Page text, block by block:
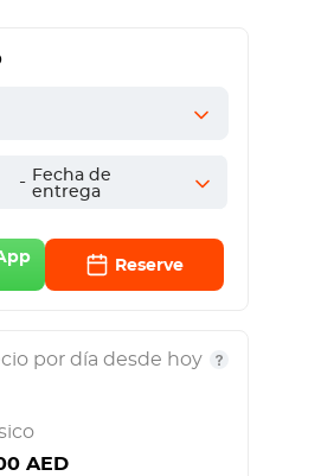
- Fecha de
entrega
Reserve
por día desde hoy
AED